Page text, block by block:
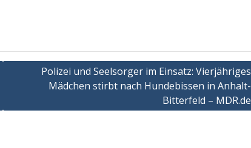
Polizei und Seelsorger im Einsatz: Vierjähriges
Mädchen stirbt nach Hundebissen in Anhalt-
Bitterfeld – MDR.de